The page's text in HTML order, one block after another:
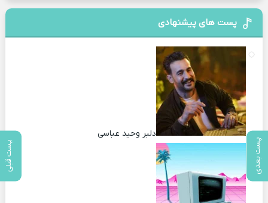
پست بعدی پست قبلی
پست های پیشنهادی
دلبر وحید عباسی